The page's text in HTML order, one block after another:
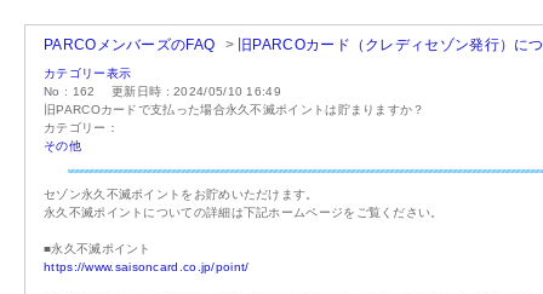
PARCOメンバーズのFAQ > 旧PARCOカード（クレディセゾン発行）に
カテゴリー表示
No : 162
更新日時 : 2024/05/10 16:49
旧PARCOカードで支払った場合永久不滅ポイントは貯まりますか？
カテゴリー：
その他
セゾン永久不滅ポイントをお貯めいただけます。
永久不滅ポイントについての詳細は下記ホームページをご覧ください。
■永久不滅ポイント
https://www.saisoncard.co.jp/point/